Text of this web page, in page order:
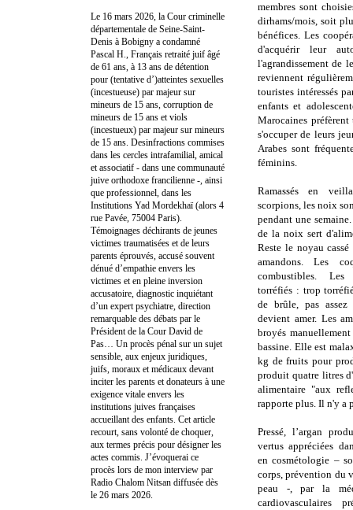
membres sont
dirhams/mois, soit
bénéfices. Les
d'acquérir leur
l'agrandissement de
reviennent
touristes intéressés
enfants et
Marocaines
s'occuper de leurs
Arabes sont
féminins.
Ramassés en
scorpions, les noix
pendant une
de la noix sert
Reste le noyau
amandons. Les
combustibles.
torréfiés : trop
de brûle, pas
devient amer. Les
broyés
bassine. Elle est
kg de fruits pour
produit quatre litres
alimentaire "aux
rapporte plus. Il n'y a
Pressé, l’argan
vertus appréciées
en cosmétologie –
corps, prévention du
peau -, par la
cardiovasculaires
Le 16 mars 2026, la Cour criminelle
départementale de Seine-Saint-
Denis à Bobigny a condamné
Pascal H., Français retraité juif âgé
de 61 ans, à 13 ans de détention
pour (tentative d’)atteintes sexuelles
(incestueuse) par majeur sur
mineurs de 15 ans, corruption de
mineurs de 15 ans et viols
(incestueux) par majeur sur mineurs
de 15 ans. Desinfractions commises
dans les cercles intrafamilial, amical
et associatif - dans une communauté
juive orthodoxe francilienne -, ainsi
que professionnel, dans les
Institutions Yad Mordekhaï (alors 4
rue Pavée, 75004 Paris).
Témoignages déchirants de jeunes
victimes traumatisées et de leurs
parents éprouvés, accusé souvent
dénué d’empathie envers les
victimes et en pleine inversion
accusatoire, diagnostic inquiétant
d’un expert psychiatre, direction
remarquable des débats par le
Président de la Cour David de
Pas… Un procès pénal sur un sujet
sensible, aux enjeux juridiques,
juifs, moraux et médicaux devant
inciter les parents et donateurs à une
exigence vitale envers les
institutions juives françaises
accueillant des enfants. Cet article
recourt, sans volonté de choquer,
aux termes précis pour désigner les
actes commis. J’évoquerai ce
procès lors de mon interview par
Radio Chalom Nitsan diffusée dès
le 26 mars 2026.